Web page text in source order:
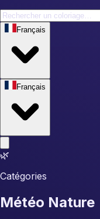
Français
Français
🌿
Catégories
Météo Nature